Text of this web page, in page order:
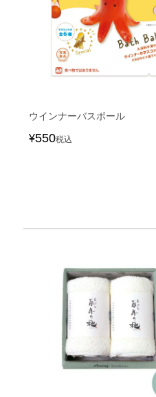
ウインナーバスボール
¥550税込